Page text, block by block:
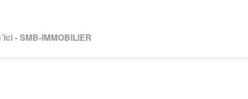
- SMB-IMMOBILIER